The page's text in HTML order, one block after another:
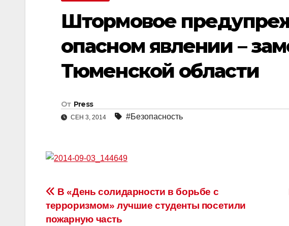
Штормовое
опасном явлении –
Тюменской области
От Press
СЕН 3, 2014 #Безопасность
Навигация
по
В «День солидарности в борьбе с
терроризмом» лучшие студенты посетили
пожарную часть